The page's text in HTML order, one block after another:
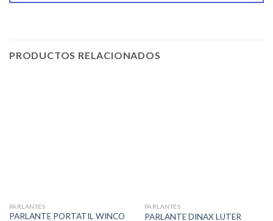
PRODUCTOS RELACIONADOS
PARLANTES
PARLANTE PORTATIL WINCO
PARLANTES
PARLANTE DINAX LUTER